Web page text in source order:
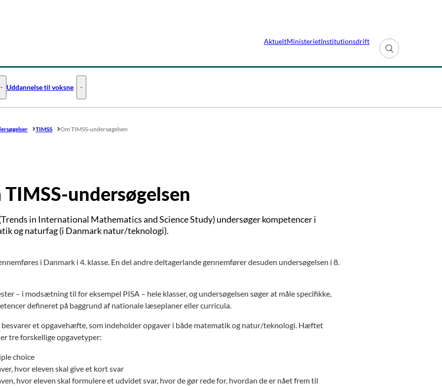
AktueltMinisterietInstitutionsdrift
Fold søgefelt ud
Uddannelse til unge - Flere links
Uddannelse til voksne Uddannelse til voksne - Flere links
TIMSS Om TIMSS-undersøgelsen
TIMSS-undersøgelsen
in International Mathematics and Science Study) undersøger kompetencer i
og naturfag (i Danmark natur/teknologi).
i Danmark i 4. klasse. En del andre deltagerlande gennemfører desuden undersøgelsen i 8.
– i modsætning til for eksempel PISA – hele klasser, og undersøgelsen søger at måle specifikke,
defineret på baggrund af nationale læseplaner eller curricula.
besvarer et opgavehæfte, som indeholder opgaver i både matematik og natur/teknologi. Hæftet
tre forskellige opgavetyper:
choice
hvor eleven skal give et kort svar
hvor eleven skal formulere et udvidet svar, hvor de gør rede for, hvordan de er nået frem til